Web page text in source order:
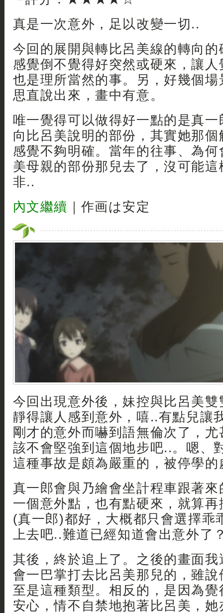
真是一次意外，足以改變一切..
今回的展開與轉比呂美線的轉向
感覺倒不覺得好突然或硬來，讓
也是理所當然的事。另，好幾個
思直說出來，畫中有意。
唯一覺得可以做得好一點的是真
向比呂美說明的部份，其實她那
感覺不夠明確。當年的往事、為
美母親的部份那兒去了，沒可能
非..
內文繼續
｜作画は安定
今回出現意外後，妹控與比呂美
靜得讓人感到意外，嘻..有點兒讓
剛才的意外而嚇到語無倫次了，
該不會堅強到這個地步吧..。嗯、
這種事故是頗為嚴重的，被停學
真一郎會與乃繪會坐計程車跟著
一個意外點，也有點硬來，就算
(真一郎)都好，大概都只會選擇乖
上去吧..難道已經知道會出意外了
其後，終於追上了。之後的畫面
會一巴掌打去比呂美那兒的，雖
至是這種類型。相反的，是因為
安心，情不自禁地抱著比呂美，